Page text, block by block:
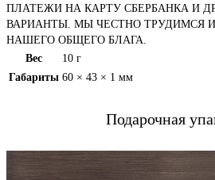
ПЛАТЕЖИ НА КАРТУ СБЕРБАНКА И
ВАРИАНТЫ. МЫ ЧЕСТНО ТРУДИМСЯ
НАШЕГО ОБЩЕГО БЛАГА.
Вес
10 г
Габариты 60 × 43 × 1 мм
Подарочная